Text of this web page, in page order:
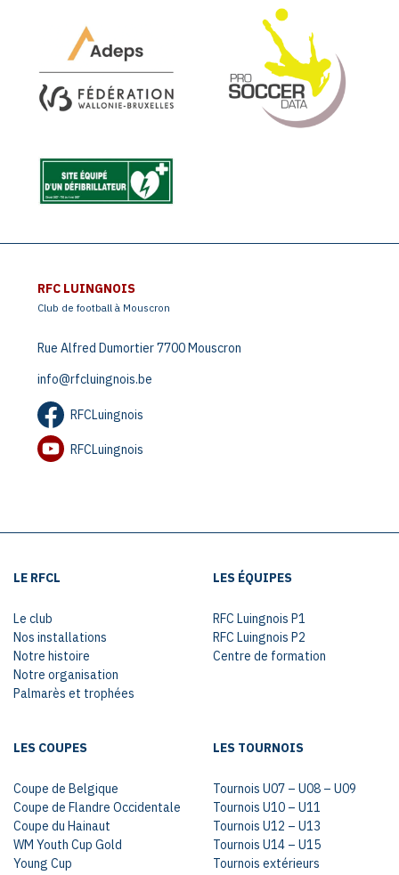
RFC LUINGNOIS
Club de football à Mouscron
Rue Alfred Dumortier 7700 Mouscron
info@rfcluingnois.be
RFCLuingnois
RFCLuingnois
LE RFCL
Le club
Nos installations
Notre histoire
Notre organisation
Palmarès et trophées
LES ÉQUIPES
RFC Luingnois P1
RFC Luingnois P2
Centre de formation
LES COUPES
Coupe de Belgique
Coupe de Flandre Occidentale
Coupe du Hainaut
WM Youth Cup Gold
Young Cup
LES TOURNOIS
Tournois U07 – U08 – U09
Tournois U10 – U11
Tournois U12 – U13
Tournois U14 – U15
Tournois extérieurs